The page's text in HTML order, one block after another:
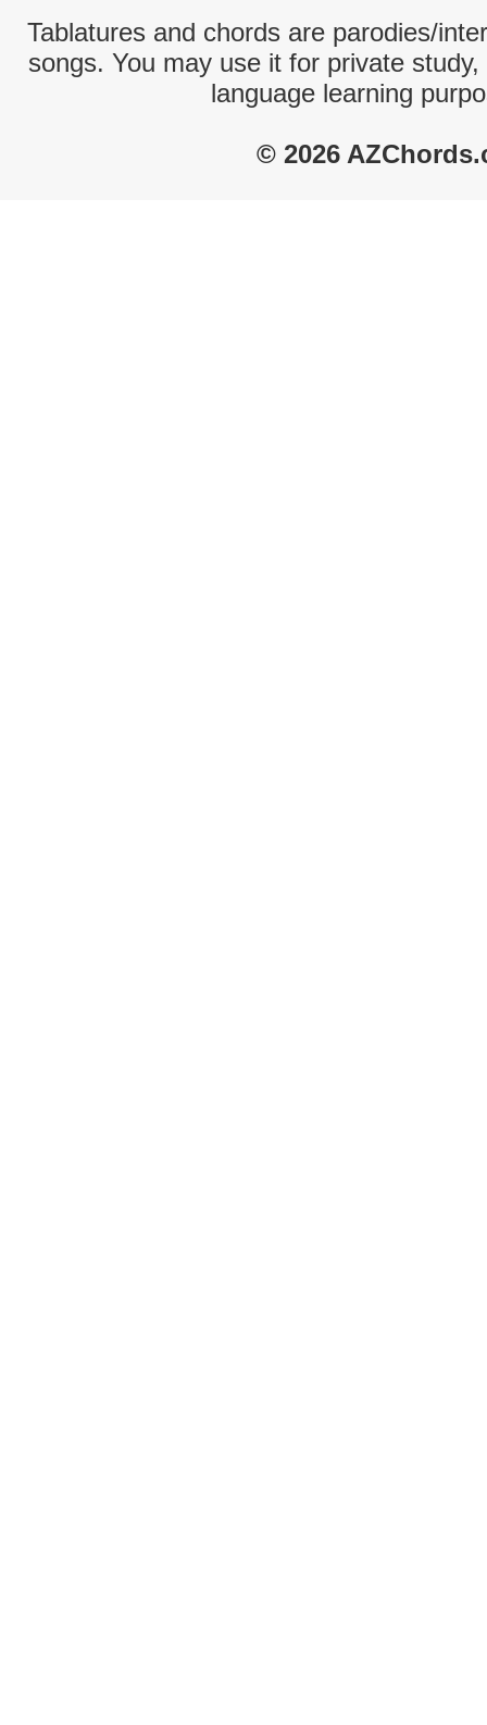
Tablatures and chords are parodies/
songs. You may use it for private
language learning
© 2026